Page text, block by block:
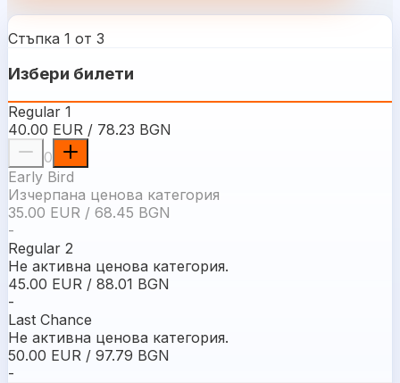
Стъпка 1 от 3
Избери билети
Regular 1
40.00 EUR / 78.23 BGN
0
Early Bird
Изчерпана ценова категория
35.00 EUR / 68.45 BGN
-
Regular 2
Не активна ценова категория.
45.00 EUR / 88.01 BGN
-
Last Chance
Не активна ценова категория.
50.00 EUR / 97.79 BGN
-